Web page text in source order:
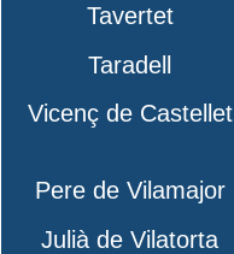
Tavertet
Taradell
Vicenç de Castellet
Pere de Vilamajor
Julià de Vilatorta